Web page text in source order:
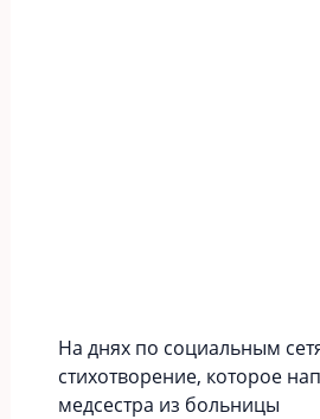
На днях по социальным
стихотворение, которое
медсестра из больницы